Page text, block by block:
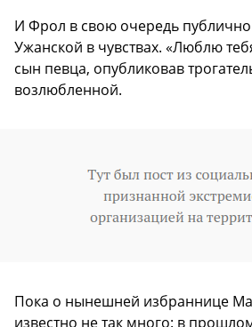
И Фрол в свою очередь
Ужанской в чувствах. «Люблю
сын певца, опубликовав
возлюбленной.
Пока о нынешней избраннице
известно не так много: в